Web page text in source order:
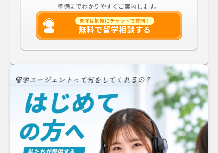
準備までわかりやすくご案内します。
まずは気軽にチャットで質問！
無料で留学相談する